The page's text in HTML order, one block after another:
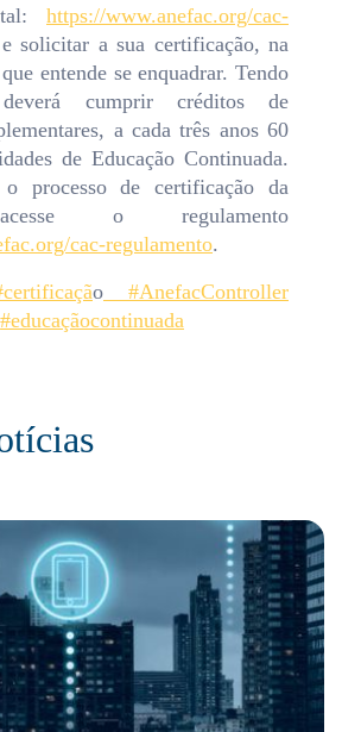
https://www.anefac.org/cac-
e solicitar a sua certificação, na
entende se enquadrar. Tendo
cumprir créditos de
a cada três anos 60
de Educação Continuada.
o processo de certificação da
o regulamento
cac-regulamento.
o #AnefacController
#educaçãocontinuada